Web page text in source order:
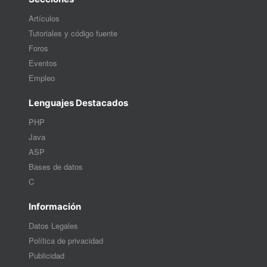
Artículos
Tutoriales y código fuente
Foros
Eventos
Empleo
Lenguajes Destacados
PHP
Java
ASP
Bases de datos
C
Información
Datos Legales
Política de privacidad
Publicidad